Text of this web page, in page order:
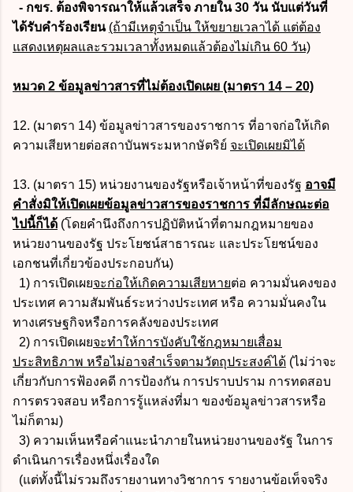
- กขร. ต้องพิจารณาให้แล้วเสร็จ ภายใน 30 วัน นับแต่วันที่
ได้รับคำร้องเรียน (ถ้ามีเหตุจำเป็น ให้ขยายเวลาได้ แต่ต้อง
แสดงเหตุผลและรวมเวลาทั้งหมดแล้วต้องไม่เกิน 60 วัน)
หมวด 2 ข้อมูลข่าวสารที่ไม่ต้องเปิดเผย (มาตรา 14 – 20)
12. (มาตรา 14) ข้อมูลข่าวสารของราชการ ที่อาจก่อให้เกิด
ความเสียหายต่อสถาบันพระมหากษัตริย์ จะเปิดเผยมิได้
13. (มาตรา 15) หน่วยงานของรัฐหรือเจ้าหน้าที่ของรัฐ อาจมี
คำสั่งมิให้เปิดเผยข้อมูลข่าวสารของราชการ ที่มีลักษณะต่อ
ไปนี้ก็ได้ (โดยคำนึงถึงการปฏิบัติหน้าที่ตามกฎหมายของ
หน่วยงานของรัฐ ประโยชน์สาธารณะ และประโยชน์ของ
เอกชนที่เกี่ยวข้องประกอบกัน)
1) การเปิดเผยจะก่อให้เกิดความเสียหายต่อ ความมั่นคงของ
ประเทศ ความสัมพันธ์ระหว่างประเทศ หรือ ความมั่นคงใน
ทางเศรษฐกิจหรือการคลังของประเทศ
2) การเปิดเผยจะทำให้การบังคับใช้กฎหมายเสื่อม
ประสิทธิภาพ หรือไม่อาจสำเร็จตามวัตถุประสงค์ได้ (ไม่ว่าจะ
เกี่ยวกับการฟ้องคดี การป้องกัน การปราบปราม การทดสอบ
การตรวจสอบ หรือการรู้แหล่งที่มา ของข้อมูลข่าวสารหรือ
ไม่ก็ตาม)
3) ความเห็นหรือคำแนะนำภายในหน่วยงานของรัฐ ในการ
ดำเนินการเรื่องหนึ่งเรื่องใด
(แต่ทั้งนี้ไม่รวมถึงรายงานทางวิชาการ รายงานข้อเท็จจริง